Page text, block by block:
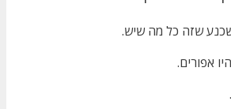
שזה כל מה שיש.
אפורים.